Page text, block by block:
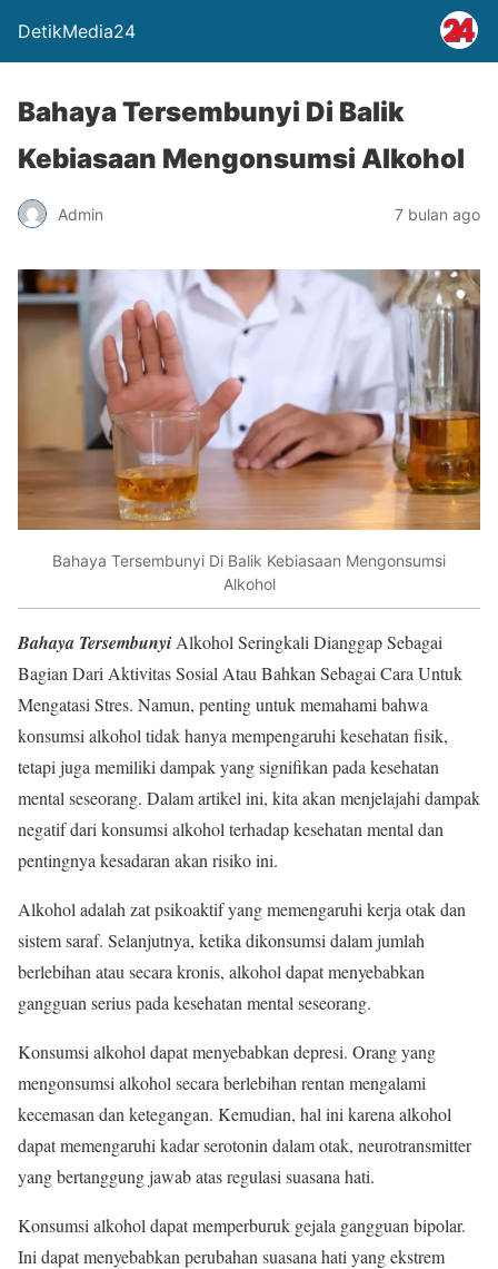
DetikMedia24
Bahaya Tersembunyi Di Balik
Kebiasaan Mengonsumsi Alkohol
Admin 7 bulan ago
Bahaya Tersembunyi Di Balik Kebiasaan Mengonsumsi
Alkohol
Bahaya Tersembunyi Alkohol Seringkali Dianggap Sebagai
Bagian Dari Aktivitas Sosial Atau Bahkan Sebagai Cara Untuk
Mengatasi Stres. Namun, penting untuk memahami bahwa
konsumsi alkohol tidak hanya mempengaruhi kesehatan fisik,
tetapi juga memiliki dampak yang signifikan pada kesehatan
mental seseorang. Dalam artikel ini, kita akan menjelajahi dampak
negatif dari konsumsi alkohol terhadap kesehatan mental dan
pentingnya kesadaran akan risiko ini.
Alkohol adalah zat psikoaktif yang memengaruhi kerja otak dan
sistem saraf. Selanjutnya, ketika dikonsumsi dalam jumlah
berlebihan atau secara kronis, alkohol dapat menyebabkan
gangguan serius pada kesehatan mental seseorang.
Konsumsi alkohol dapat menyebabkan depresi. Orang yang
mengonsumsi alkohol secara berlebihan rentan mengalami
kecemasan dan ketegangan. Kemudian, hal ini karena alkohol
dapat memengaruhi kadar serotonin dalam otak, neurotransmitter
yang bertanggung jawab atas regulasi suasana hati.
Konsumsi alkohol dapat memperburuk gejala gangguan bipolar.
Ini dapat menyebabkan perubahan suasana hati yang ekstrem